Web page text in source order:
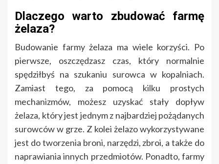
Dlaczego warto zbudować farmę
żelaza?
Budowanie farmy żelaza ma wiele korzyści. Po
pierwsze, oszczędzasz czas, który normalnie
spędziłbyś na szukaniu surowca w kopalniach.
Zamiast tego, za pomocą kilku prostych
mechanizmów, możesz uzyskać stały dopływ
żelaza, który jest jednym z najbardziej pożądanych
surowców w grze. Z kolei żelazo wykorzystywane
jest do tworzenia broni, narzędzi, zbroi, a także do
naprawiania innych przedmiotów. Ponadto, farmy